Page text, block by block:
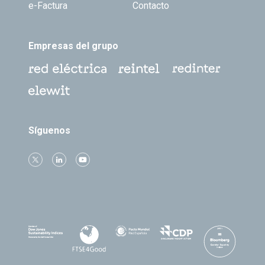
e-Factura
Contacto
Empresas del grupo
Síguenos